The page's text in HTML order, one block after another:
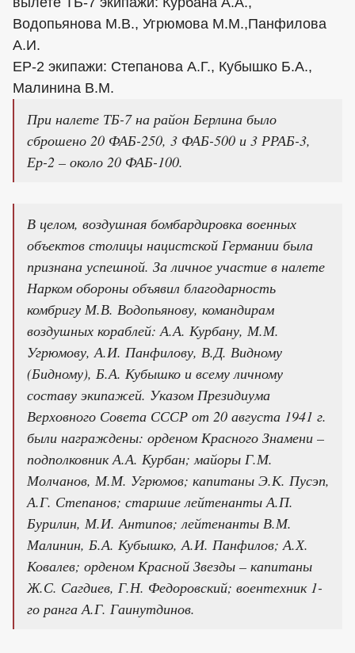
Водопьянова М.В., Угрюмова М.М.,Панфилова
А.И.
ЕР-2 экипажи: Степанова А.Г., Кубышко Б.А.,
Малинина В.М.
При налете ТБ-7 на район Берлина было
сброшено 20 ФАБ-250, 3 ФАБ-500 и 3 РРАБ-3,
Ер-2 – около 20 ФАБ-100.
В целом, воздушная бомбардировка военных
объектов столицы нацистской Германии была
признана успешной. За личное участие в налете
Нарком обороны объявил благодарность
комбригу М.В. Водопьянову, командирам
воздушных кораблей: А.А. Курбану, М.М.
Угрюмову, А.И. Панфилову, В.Д. Видному
(Бидному), Б.А. Кубышко и всему личному
составу экипажей. Указом Президиума
Верховного Совета СССР от 20 августа 1941 г.
были награждены: орденом Красного Знамени –
подполковник А.А. Курбан; майоры Г.М.
Молчанов, М.М. Угрюмов; капитаны Э.К. Пусэп,
А.Г. Степанов; старшие лейтенанты А.П.
Бурилин, М.И. Антипов; лейтенанты В.М.
Малинин, Б.А. Кубышко, А.И. Панфилов; А.Х.
Ковалев; орденом Красной Звезды – капитаны
Ж.С. Сагдиев, Г.Н. Федоровский; воентехник 1-
го ранга А.Г. Гаинутдинов.